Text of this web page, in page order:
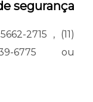
segurança
2715 , (11)
6775 ou